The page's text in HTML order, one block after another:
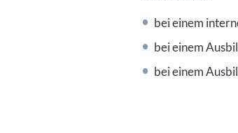
bei einem
bei einem
bei einem